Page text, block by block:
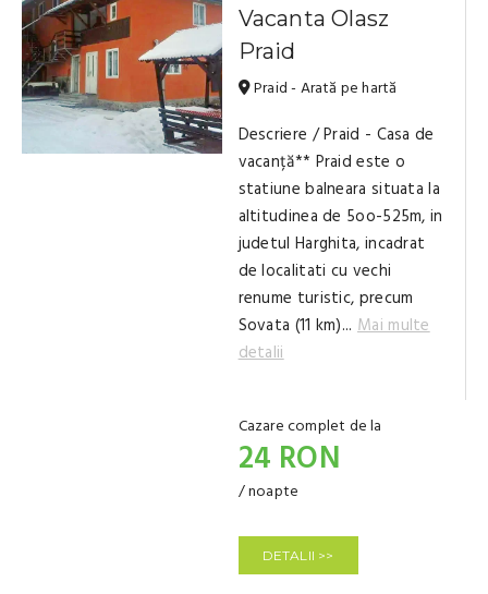
Vacanta Olasz
Praid
Praid - Arată pe hartă
Descriere / Praid - Casa de
vacanță** Praid este o
statiune balneara situata la
altitudinea de 5oo-525m, in
judetul Harghita, incadrat
de localitati cu vechi
renume turistic, precum
Sovata (11 km)... Mai multe
detalii
Cazare complet de la
24 RON
/ noapte
DETALII >>